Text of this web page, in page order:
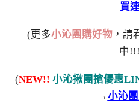
買
(更多小沁團購好物 ，請
中
(NEW!! 小沁揪團搶優惠
→小沁